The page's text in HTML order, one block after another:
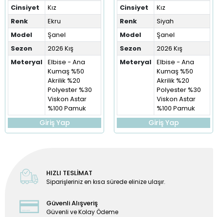
Cinsiyet
Kız
Renk
Ekru
Model
Şanel
Sezon
2026 Kış
Meteryal Elbise - Ana
Kumaş %50
Akrilik %20
Polyester %30
Viskon Astar
%100 Pamuk
Giriş Yap
Cinsiyet
Kız
Renk
Siyah
Model
Şanel
Sezon
2026 Kış
Meteryal Elbise - Ana
Kumaş %50
Akrilik %20
Polyester %30
Viskon Astar
%100 Pamuk
Giriş Yap
HIZLI TESLİMAT
Siparişleriniz en kısa sürede elinize ulaşır.
Güvenli Alışveriş
Güvenli ve Kolay Ödeme